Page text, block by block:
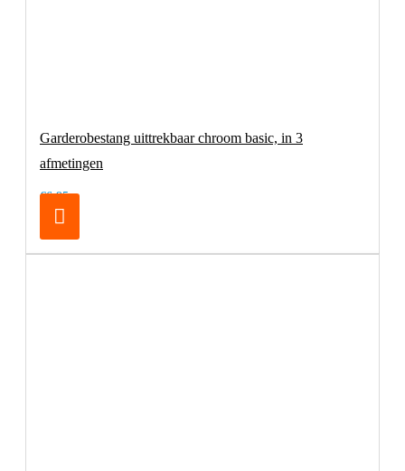
Garderobestang uittrekbaar chroom basic, in 3
afmetingen
€6,95